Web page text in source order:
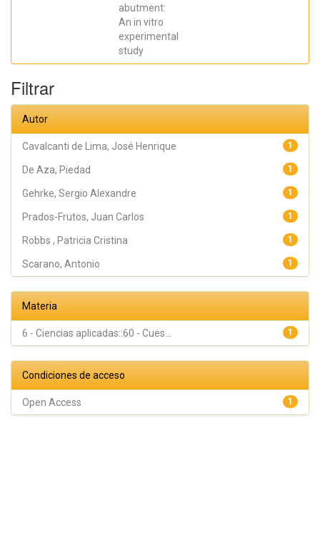
abutment:
An in vitro
experimental
study
Filtrar
Autor
1
Cavalcanti de Lima, José Henrique
1
De Aza, Piedad
1
Gehrke, Sergio Alexandre
1
Prados-Frutos, Juan Carlos
1
Robbs , Patricia Cristina
1
Scarano, Antonio
Materia
1
6 - Ciencias aplicadas::60 - Cues...
Condiciones de acceso
1
Open Access